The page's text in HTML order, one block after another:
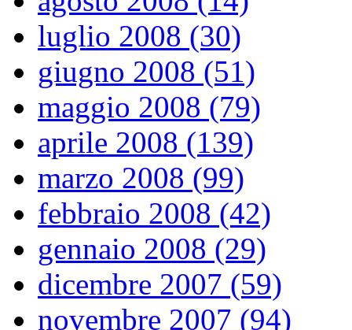
luglio 2008 (30)
giugno 2008 (51)
maggio 2008 (79)
aprile 2008 (139)
marzo 2008 (99)
febbraio 2008 (42)
gennaio 2008 (29)
dicembre 2007 (59)
novembre 2007 (94)